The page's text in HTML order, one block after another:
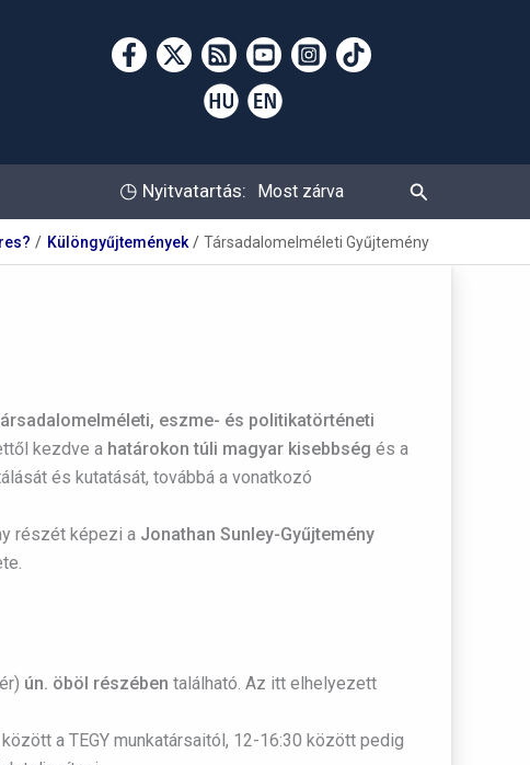
◷ Nyitvatartás: Most zárva Keresés
Különgyűjtemények Társadalomelméleti Gyűjtemény
eszme- és politikatörténeti
kezdve a határokon túli magyar kisebbség és a
és kutatását, továbbá a vonatkozó
részét képezi a Jonathan Sunley-Gyűjtemény
ún. öböl részében található. Az itt elhelyezett
a TEGY munkatársaitól, 12-16:30 között pedig